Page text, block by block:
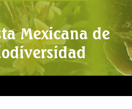
Mexicana de